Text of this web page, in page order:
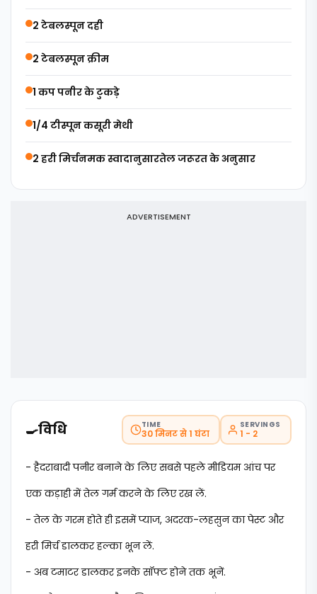
2 टेबलस्पून दही
2 टेबलस्पून क्रीम
1 कप पनीर के टुकड़े
1/4 टीस्पून कसूरी मेथी
2 हरी मिर्चनमक स्वादानुसारतेल जरूरत के अनुसार
🍳विधि TIME
30 मिनट से 1 घंटा
SERVINGS
1 - 2
- हैदराबादी पनीर बनाने के लिए सबसे पहले मीडियम आंच पर
एक कड़ाही में तेल गर्म करने के लिए रख लें.
- तेल के गरम होते ही इसमें प्याज, अदरक-लहसुन का पेस्ट और
हरी मिर्च डालकर हल्का भून लें.
- अब टमाटर डालकर इनके सॉफ्ट होने तक भूनें.
ADVERTISEMENT